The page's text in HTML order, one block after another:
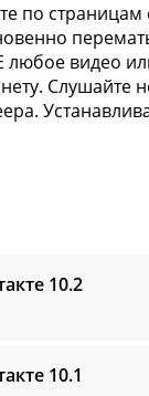
по страницам
видео
Слушайте
10.2
10.1